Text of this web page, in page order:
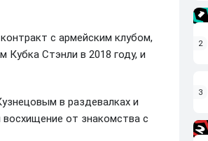
с армейским клубом,
Кубка Стэнли в 2018 году, и
в раздевалках и
от знакомства с
2
3